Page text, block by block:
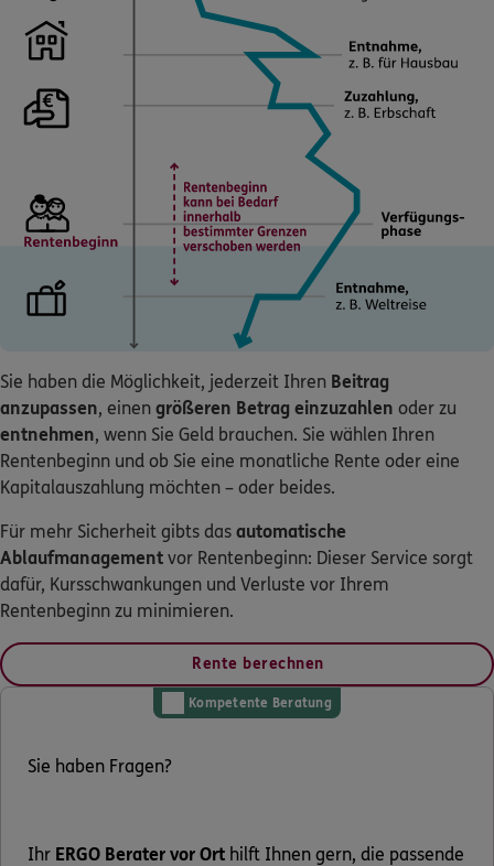
Kundenportal Log-in
Sie haben die Möglichkeit, jederzeit Ihren Beitrag
anzupassen, einen größeren Betrag einzuzahlen oder zu
entnehmen, wenn Sie Geld brauchen. Sie wählen Ihren
Rentenbeginn und ob Sie eine monatliche Rente oder eine
Kapitalauszahlung möchten – oder beides.
Für mehr Sicherheit gibts das automatische
Ablaufmanagement vor Rentenbeginn: Dieser Service sorgt
dafür, Kursschwankungen und Verluste vor Ihrem
Rentenbeginn zu minimieren.
Rente berechnen
Kompetente Beratung
Sie haben Fragen?
Ihr ERGO Berater vor Ort hilft Ihnen gern, die passende